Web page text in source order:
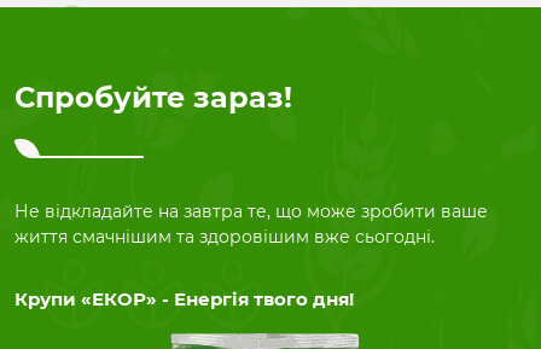
Спробуйте зараз!
Не відкладайте на завтра те, що може зробити ваше
життя смачнішим та здоровішим вже сьогодні.
Крупи «ЕКОР» - Енергія твого дня!